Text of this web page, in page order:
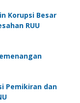
Korupsi Besar
RUU
Pemikiran dan